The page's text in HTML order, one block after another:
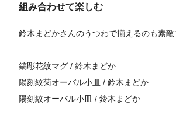
組み合わせて楽しむ
鈴木まどかさんのうつわで揃えるのも素敵
鎬彫花紋マグ / 鈴木まどか
陽刻紋菊オーバル小皿 / 鈴木まどか
陽刻紋オーバル小皿 / 鈴木まどか